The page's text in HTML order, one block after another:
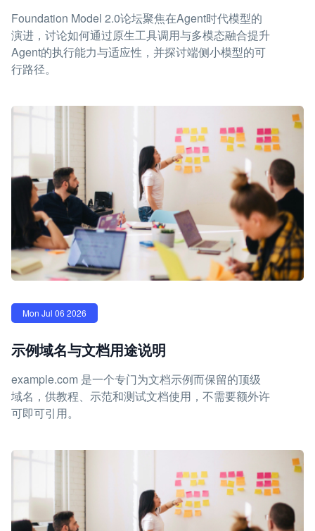
Foundation Model 2.0论坛聚焦在Agent时代模型的
演进，讨论如何通过原生工具调用与多模态融合提升
Agent的执行能力与适应性，并探讨端侧小模型的可
行路径。
Mon Jul 06 2026
示例域名与文档用途说明
example.com 是一个专门为文档示例而保留的顶级
域名，供教程、示范和测试文档使用，不需要额外许
可即可引用。